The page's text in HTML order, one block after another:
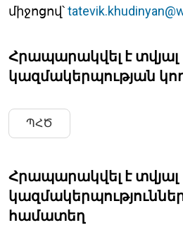
միջոցով՝
Հրապարակվել է տվյալ
կազմակերպության
ՊՀԾ
Հրապարակվել է տվյալ
համատեղ